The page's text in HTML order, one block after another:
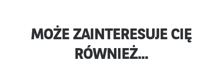
MOŻE ZAINTERESUJE CIĘ
RÓWNIEŻ...